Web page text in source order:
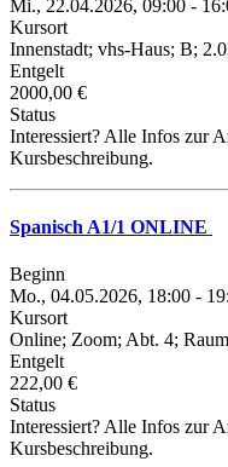
Mi., 22.04.2026, 09:00 -
Kursort
Innenstadt; vhs-Haus; B;
Entgelt
2000,00 €
Status
Interessiert? Alle Infos zur
Kursbeschreibung.
Spanisch A1/1 ONLINE
Beginn
Mo., 04.05.2026, 18:00 -
Kursort
Online; Zoom; Abt. 4;
Entgelt
222,00 €
Status
Interessiert? Alle Infos zur
Kursbeschreibung.